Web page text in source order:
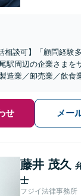
相談可】「顧問経験
駅周辺の企業さまを
造業／卸売業／飲食
せ メー
藤井 茂久
士
フジイ法律事務所